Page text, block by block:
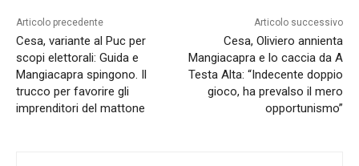
Articolo precedente
Cesa, variante al Puc per
scopi elettorali: Guida e
Mangiacapra spingono. Il
trucco per favorire gli
imprenditori del mattone
Articolo successivo
Cesa, Oliviero annienta
Mangiacapra e lo caccia da A
Testa Alta: “Indecente doppio
gioco, ha prevalso il mero
opportunismo”